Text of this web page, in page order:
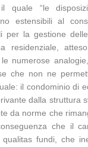
il quale “le
estensibili al
per la gestione
residenziale,
numerose
che non ne
il condominio di
dalla struttura
da norme che
che il
qualitas fundi, che